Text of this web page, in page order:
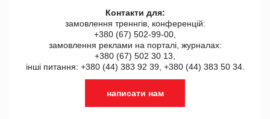
Контакти для:
замовлення треннгів, конференцій:
+380 (67) 502-99-00,
замовлення реклами на порталі, журналах:
+380 (67) 502 30 13,
інші питання: +380 (44) 383 92 39, +380 (44) 383 50 34.
написати нам